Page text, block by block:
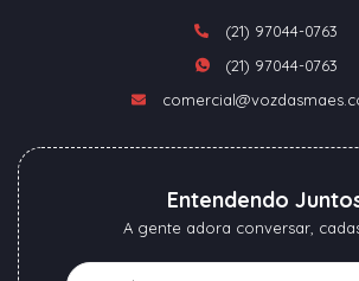
(21) 97044-0763
(21) 97044-0763
Entendendo
A gente adora conversar,